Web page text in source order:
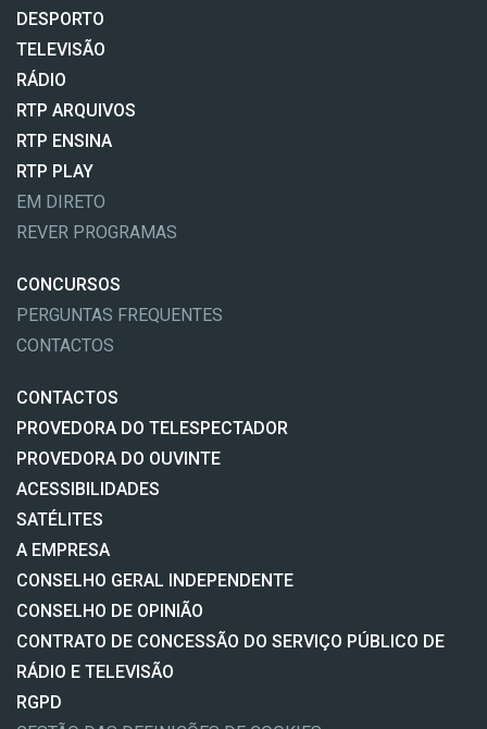
DESPORTO
TELEVISÃO
RÁDIO
RTP ARQUIVOS
RTP ENSINA
RTP PLAY
EM DIRETO
REVER PROGRAMAS
CONCURSOS
PERGUNTAS FREQUENTES
CONTACTOS
CONTACTOS
PROVEDORA DO TELESPECTADOR
PROVEDORA DO OUVINTE
ACESSIBILIDADES
SATÉLITES
A EMPRESA
CONSELHO GERAL INDEPENDENTE
CONSELHO DE OPINIÃO
CONTRATO DE CONCESSÃO DO SERVIÇO PÚBLICO DE
RÁDIO E TELEVISÃO
RGPD